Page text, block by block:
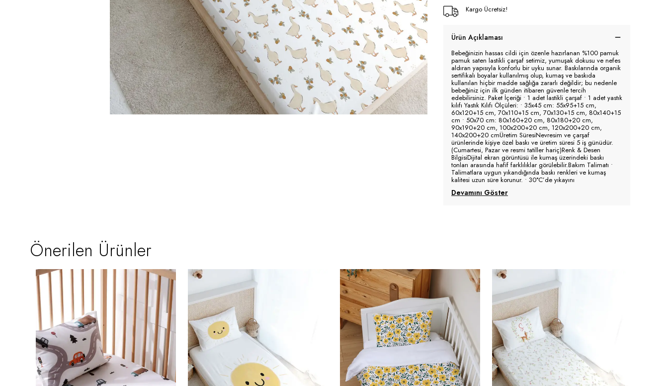
Kargo Ücretsiz!
Ürün Açıklaması
Bebeğinizin hassas cildi için özenle hazırlanan %100 pamuk
pamuk saten lastikli çarşaf setimiz, yumuşak dokusu ve nefes
aldıran yapısıyla konforlu bir uyku sunar. Baskılarında organik
sertifikalı boyalar kullanılmış olup, kumaş ve baskıda
kullanılan hiçbir madde sağlığa zararlı değildir; bu nedenle
bebeğiniz için ilk günden itibaren güvenle tercih
edebilirsiniz. Paket İçeriği • 1 adet lastikli çarşaf • 1 adet yastık
kılıfı Yastık Kılıfı Ölçüleri: • 35x45 cm: 55x95+15 cm,
60x120+15 cm, 70x110+15 cm, 70x130+15 cm, 80x140+15
cm • 50x70 cm: 80x160+20 cm, 80x180+20 cm,
90x190+20 cm, 100x200+20 cm, 120x200+20 cm,
140x200+20 cmÜretim SüresiNevresim ve çarşaf
ürünlerinde kişiye özel baskı ve üretim süresi 5 iş günüdür.
(Cumartesi, Pazar ve resmi tatiller hariç)Renk & Desen
BilgisiDijital ekran görüntüsü ile kumaş üzerindeki baskı
tonları arasında hafif farklılıklar görülebilir.Bakım Talimatı •
Talimatlara uygun yıkandığında baskı renkleri ve kumaş
kalitesi uzun süre korunur. • 30°C’de yıkayını
Devamını Göster
Önerilen Ürünler